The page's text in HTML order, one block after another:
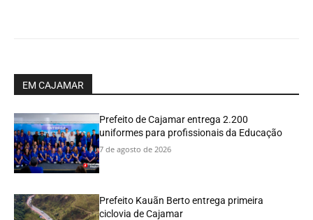
EM CAJAMAR
Prefeito de Cajamar entrega 2.200
uniformes para profissionais da Educação
7 de agosto de 2026
Prefeito Kauãn Berto entrega primeira
ciclovia de Cajamar